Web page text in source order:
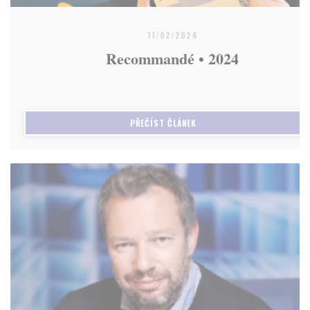
11/02/2024
Recommandé • 2024
PŘEČÍST ČLÁNEK